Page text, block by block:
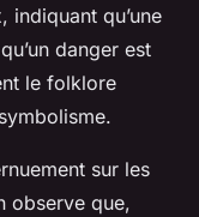
indiquant qu’une
danger est
le folklore
sur les
observe que,